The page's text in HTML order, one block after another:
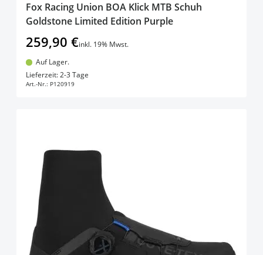
Fox Racing Union BOA Klick MTB Schuh
Goldstone Limited Edition Purple
259,90 €inkl. 19% Mwst.
Auf Lager.
Lieferzeit: 2-3 Tage
Art.-Nr.: P120919